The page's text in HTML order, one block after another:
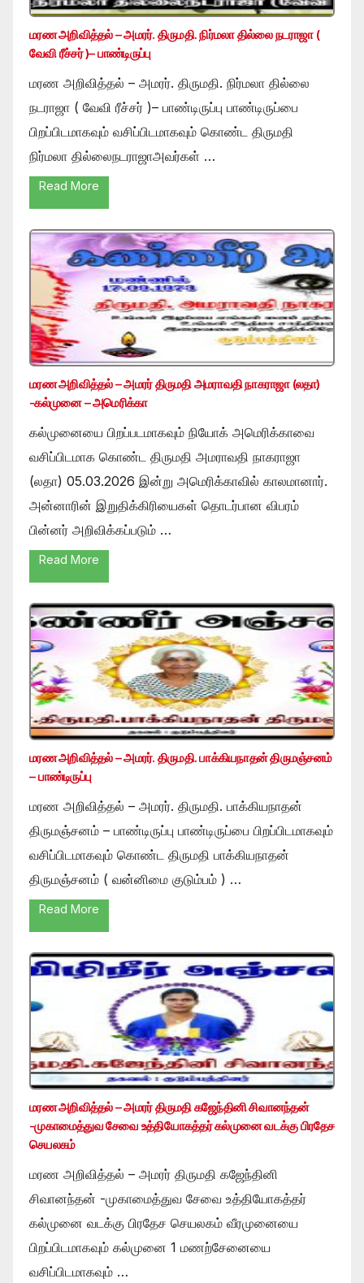
மரண அறிவித்தல் – அமரர். திருமதி. நிர்மலா தில்லை நடராஜா (
வேவி ரீச்சர் )– பாண்டிருப்பு
மரண அறிவித்தல் – அமரர். திருமதி. நிர்மலா தில்லை
நடராஜா ( வேவி ரீச்சர் )– பாண்டிருப்பு பாண்டிருப்பை
பிறப்பிடமாகவும் வசிப்பிடமாகவும் கொண்ட திருமதி
நிர்மலா தில்லைநடராஜாஅவர்கள் …
Read More
மரண அறிவித்தல் – அமரர் திருமதி அமராவதி நாகராஜா (லதா)
-கல்முனை – அமெரிக்கா
கல்முனையை பிறப்படமாகவும் நியோக் அமெரிக்காவை
வசிப்பிடமாக கொண்ட திருமதி அமராவதி நாகராஜா
(லதா) 05.03.2026 இன்று அமெரிக்காவில் காலமானார்.
அன்னாரின் இறுதிக்கிரியைகள் தொடர்பான விபரம்
பின்னர் அறிவிக்கப்படும் …
Read More
மரண அறிவித்தல் – அமரர். திருமதி. பாக்கியநாதன் திருமஞ்சனம்
– பாண்டிருப்பு
மரண அறிவித்தல் – அமரர். திருமதி. பாக்கியநாதன்
திருமஞ்சனம் – பாண்டிருப்பு பாண்டிருப்பை பிறப்பிடமாகவும்
வசிப்பிடமாகவும் கொண்ட திருமதி பாக்கியநாதன்
திருமஞ்சனம் ( வன்னிமை குடும்பம் ) …
Read More
மரண அறிவித்தல் – அமரர் திருமதி கஜேந்தினி சிவானந்தன்
-முகாமைத்துவ சேவை உத்தியோகத்தர் கல்முனை வடக்கு பிரதேச
செயலகம்
மரண அறிவித்தல் – அமரர் திருமதி கஜேந்தினி
சிவானந்தன் -முகாமைத்துவ சேவை உத்தியோகத்தர்
கல்முனை வடக்கு பிரதேச செயலகம் வீரமுனையை
பிறப்பிடமாகவும் கல்முனை 1 மணற்சேனையை
வசிப்பிடமாகவும் …